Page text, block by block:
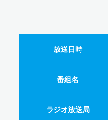
放送日時
番組名
ラジオ放送局